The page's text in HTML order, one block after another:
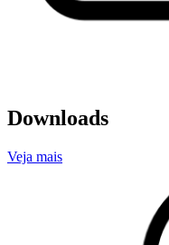
Downloads
Veja mais